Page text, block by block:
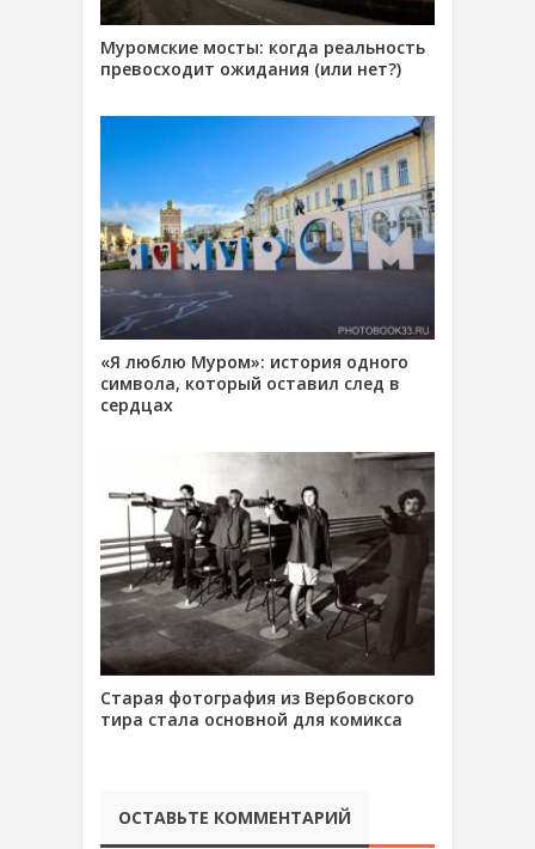
Муромские мосты: когда реальность
превосходит ожидания (или нет?)
«Я люблю Муром»: история одного
символа, который оставил след в
сердцах
Старая фотография из Вербовского
тира стала основной для комикса
ОСТАВЬТЕ КОММЕНТАРИЙ